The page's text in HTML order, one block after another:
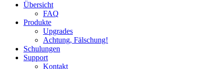
Übersicht
FAQ
Produkte
Upgrades
Achtung, Fälschung!
Schulungen
Support
Kontakt